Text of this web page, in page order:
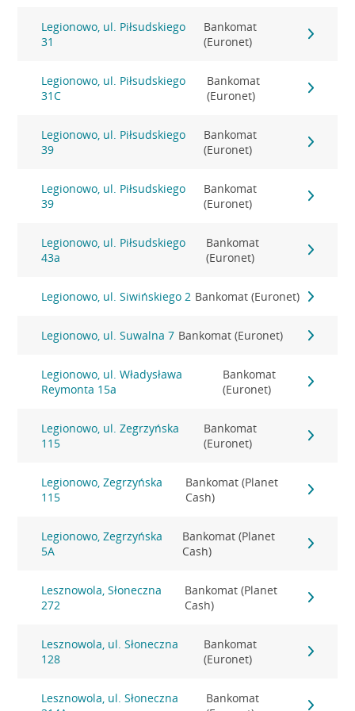
Legionowo, ul. Piłsudskiego
31
Bankomat
(Euronet)
Legionowo, ul. Piłsudskiego
31C
Bankomat
(Euronet)
Legionowo, ul. Piłsudskiego
39
Bankomat
(Euronet)
Legionowo, ul. Piłsudskiego
39
Bankomat
(Euronet)
Legionowo, ul. Piłsudskiego
43a
Bankomat
(Euronet)
Legionowo, ul. Siwińskiego 2 Bankomat (Euronet)
Legionowo, ul. Suwalna 7 Bankomat (Euronet)
Legionowo, ul. Władysława
Reymonta 15a
Bankomat
(Euronet)
Legionowo, ul. Zegrzyńska
115
Bankomat
(Euronet)
Legionowo, Zegrzyńska
115
Bankomat (Planet
Cash)
Legionowo, Zegrzyńska
5A
Bankomat (Planet
Cash)
Lesznowola, Słoneczna
272
Bankomat (Planet
Cash)
Lesznowola, ul. Słoneczna
128
Bankomat
(Euronet)
Lesznowola, ul. Słoneczna
Bankomat